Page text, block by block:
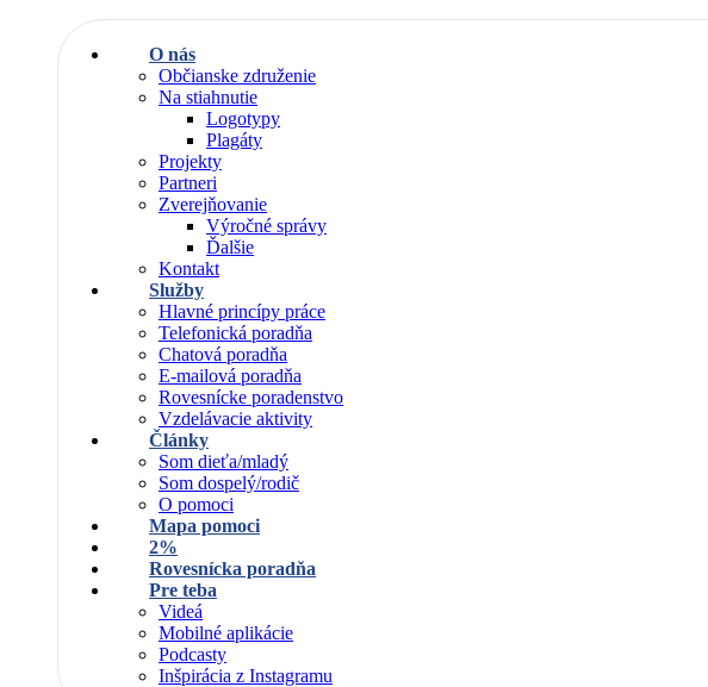
O nás
Občianske združenie
Na stiahnutie
Logotypy
Plagáty
Projekty
Partneri
Zverejňovanie
Výročné správy
Ďalšie
Kontakt
Služby
Hlavné princípy práce
Telefonická poradňa
Chatová poradňa
E-mailová poradňa
Rovesnícke poradenstvo
Vzdelávacie aktivity
Články
Som dieťa/mladý
Som dospelý/rodič
O pomoci
Mapa pomoci
2%
Rovesnícka poradňa
Pre teba
Videá
Mobilné aplikácie
Podcasty
Inšpirácia z Instagramu